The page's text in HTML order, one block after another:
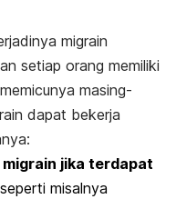
migrain
setiap orang memiliki
masing-
dapat bekerja
jika terdapat
misalnya